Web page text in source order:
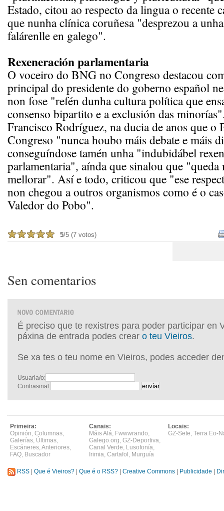
Estado, citou ao respecto da lingua o recente
que nunha clínica coruñesa "desprezou a
falárenlle en galego".
Rexeneración parlamentaria
O voceiro do BNG no Congreso destacou
principal do presidente do goberno español
non fose "refén dunha cultura política que
consenso bipartito e a exclusión das
Francisco Rodríguez, na ducia de anos que o
Congreso "nunca houbo máis debate e máis
conseguíndose tamén unha "indubidábel
parlamentaria", aínda que sinalou que
mellorar". Así e todo, criticou que "ese
non chegou a outros organismos como é o
Valedor do Pobo".
5/5 (7 votos)
Sen comentarios
É preciso que te rexistres para poder participar en
páxina de entrada podes crear o teu Vieiros.
Se xa tes o teu nome en Vieiros, podes acceder
Usuaria/o:
Contrasinal:
Primeira:
Opinión, Columnas,
Galerías, Últimas,
Escáneres,Anteriores,
FAQ, Buscador
Canais:
Máis Alá, Fwwwrando,
Galego.org, GZ-Deportiva,
Canal Verde, Lusofonía,
Irimia, Cartafol , Murguía
Locais:
GZ-Sete, Terra Eo-
RSS Que é Vieiros? Que é o RSS? Creative Commons Publicidade